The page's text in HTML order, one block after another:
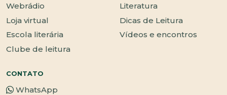
Webrádio
Loja virtual
Escola literária
Clube de leitura
Literatura
Dicas de Leitura
Vídeos e encontros
CONTATO
WhatsApp